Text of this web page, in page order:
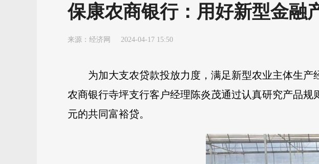
保康农商银行：用好新型金融
来源： 经济网 2024-04-17 15:50
为加大支农贷款投放力度，满足新型农业主体生产
农商银行寺坪支行客户经理陈炎茂通过认真研究产品
元的共同富裕贷。